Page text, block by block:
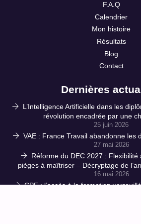
F.A.Q
Calendrier
Mon histoire
Résultats
Blog
Contact
Dernières
L’Intelligence Artificielle dans les
révolution encadrée par une
25 juin 2026
VAE : France Travail abandonne les
27 mai 2026
Réforme du DEC 2027 :
pièges à maîtriser – Décryptage de
16 mai 2026
CPF : l’accès à la formation